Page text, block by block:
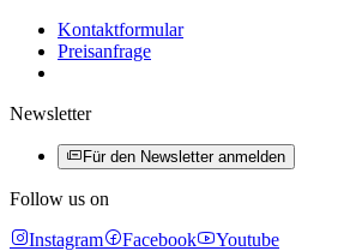
Kontaktformular
Preisanfrage
Newsletter
Für den Newsletter anmelden
Follow us on
Instagram
Facebook
Youtube